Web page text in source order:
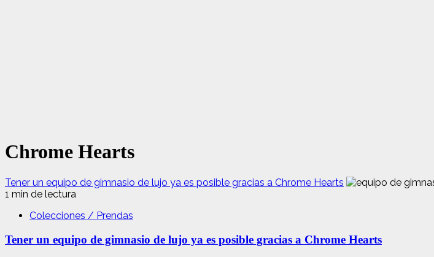
Chrome Hearts
Tener un equipo de gimnasio de lujo ya es posible gracias a Chrome Hearts
1 min de lectura
Colecciones / Prendas
Tener un equipo de gimnasio de lujo ya es posible gracias a Chrome Hearts